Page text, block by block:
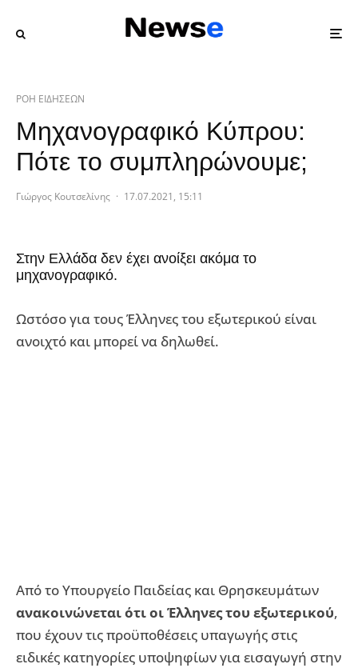
ΡΟΗ ΕΙΔΗΣΕΩΝ
Μηχανογραφικό Κύπρου:
Πότε το συμπληρώνουμε;
Γιώργος Κουτσελίνης · 17.07.2021, 15:11
Στην Ελλάδα δεν έχει ανοίξει ακόμα το
μηχανογραφικό.
Ωστόσο για τους Έλληνες του εξωτερικού είναι
ανοιχτό και μπορεί να δηλωθεί.
Από το Υπουργείο Παιδείας και Θρησκευμάτων
ανακοινώνεται ότι οι Έλληνες του εξωτερικού,
που έχουν τις προϋποθέσεις υπαγωγής στις
ειδικές κατηγορίες υποψηφίων για εισαγωγή στην